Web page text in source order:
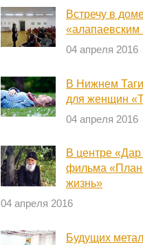
Встречу в
«алапаевским
04 апреля 2016
В Нижнем
для женщин
04 апреля 2016
В центре «Дар
фильма «План
жизнь»
04 апреля 2016
Будущих